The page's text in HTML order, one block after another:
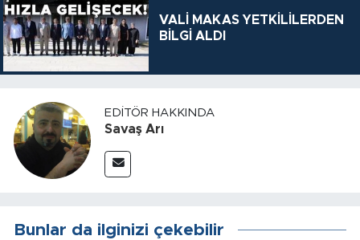
VALİ MAKAS YETKİLİLERDEN
BİLGİ ALDI
EDITÖR HAKKINDA
Savaş Arı
Bunlar da ilginizi çekebilir